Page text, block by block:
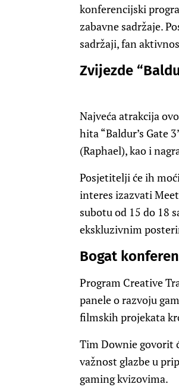
konferencijski
zabavne sadržaje.
sadržaji, fan
Zvijezde
Najveća atrakcija
hita “Baldur’s Gate
(Raphael), kao i
Posjetitelji će ih
interes izazvati
subotu od 15 do 18
ekskluzivnim
Bogat
Program Creative
panele o razvoju
filmskih projekata
Tim Downie govorit
važnost glazbe u
gaming kvizovima.